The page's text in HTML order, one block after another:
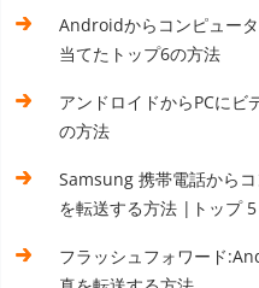
Androidからコンピュー
当てたトップ6の方法
アンドロイドからPCにビ
の方法
Samsung 携帯電話から
を転送する方法 |トップ
フラッシュフォワード